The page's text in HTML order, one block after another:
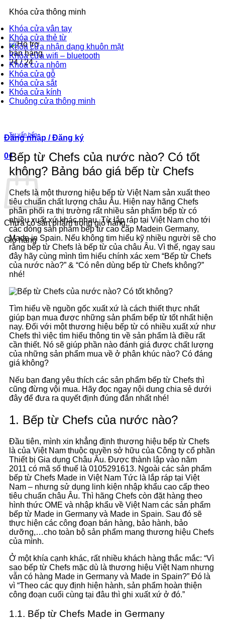
2-3 năm
Hotline-Zalo
0393.392.666
Đăng nhập / Đăng ký
0₫
Chưa có sản phẩm trong giỏ hàng.
Giỏ hàng
Khóa cửa thông minh
Khóa cửa vân tay
Khóa cửa thẻ từ
Khóa cửa nhận dạng khuôn mặt
Khóa cửa wifi – bluetooth
Khóa cửa nhôm
Khóa cửa gỗ
Khóa cửa sắt
Khóa cửa kính
Chuông cửa thông minh
Tư vấn bếp
Bếp từ Chefs của nước nào? Có tốt
không? Bảng báo giá bếp từ Chefs
Chefs là một thương hiệu bếp từ Việt Nam sản xuất theo
tiêu chuẩn chất lượng châu Âu. Hiện nay hãng Chefs
phân phối ra thị trường rất nhiều sản phấm bếp từ có
nhiều xuất xứ khác nhau. Từ lắp ráp tại Việt Nam cho tới
các dòng sản phẩm bếp từ cao cấp Madein Germany,
Made in Spain. Nếu không tim hiểu kỹ nhiều người sẽ cho
rằng bếp từ Chefs là bếp từ của châu Âu. Vì thế, ngay sau
đây hãy cùng mình tìm hiểu chính xác xem “Bếp từ Chefs
của nước nào?” & “Có nên dùng bếp từ Chefs không?”
nhé!
Tìm hiểu về nguồn gốc xuất xứ là cách thiết thực nhất
giúp bạn mua được những sản phẩm bếp từ tốt nhất hiện
nay. Đối với một thương hiệu bếp từ có nhiều xuất xứ như
Chefs thì việc tìm hiểu thông tin về sản phẩm là điều rất
cần thiết. Nó sẽ giúp phần nào đánh giá được chất lượng
của những sản phẩm mua về ở phân khúc nào? Có đáng
giá không?
Nếu bạn đang yêu thích các sản phẩm bếp từ Chefs thì
cũng đừng vội mua. Hãy đọc ngay nội dung chia sẻ dưới
đây để đưa ra quyết định đúng đắn nhất nhé!
1. Bếp từ Chefs của nước nào?
Đầu tiên, mình xin khẳng định thương hiệu bếp từ Chefs
là của Việt Nam thuộc quyền sở hữu của Công ty cổ phần
Thiết bị Gia dụng Châu Âu. Được thành lập vào năm
2011 có mã số thuế là 0105291613. Ngoài các sản phẩm
bếp từ Chefs Made in Việt Nam Tức là lắp ráp tại Việt
Nam – nhưng sử dụng linh kiện nhập khẩu cao cấp theo
tiêu chuẩn châu Âu. Thì hãng Chefs còn đặt hàng theo
hình thức OME và nhập khẩu về Việt Nam các sản phẩm
bếp từ Made in Germany và Made in Spain. Sau đó sẽ
thực hiện các công đoạn bán hàng, bảo hành, bảo
dưỡng,…cho toàn bộ sản phẩm mang thương hiệu Chefs
của mình.
Ở một khía cạnh khác, rất nhiều khách hàng thắc mắc: “Vì
sao bếp từ Chefs mặc dù là thương hiệu Việt Nam nhưng
vẫn có hàng Made in Germany và Made in Spain?” Đó là
vì “Theo các quy định hiện hành, sản phẩm hoàn thiện
công đoạn cuối cùng tại đâu thì ghi xuất xứ ở đó.”
1.1. Bếp từ Chefs Made in Germany